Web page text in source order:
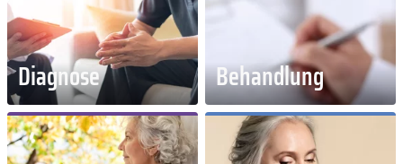
Diagnose Behandlung